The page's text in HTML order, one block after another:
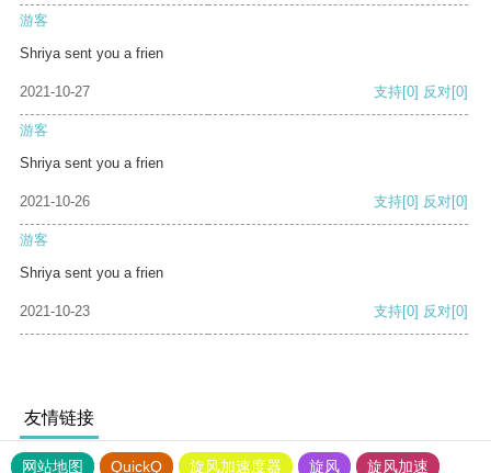
游客
Shriya sent you a frien
2021-10-27 支持[0] 反对[0]
游客
Shriya sent you a frien
2021-10-26 支持[0] 反对[0]
游客
Shriya sent you a frien
2021-10-23 支持[0] 反对[0]
友情链接
网站地图 QuickQ 旋风加速度器 旋风 旋风加速